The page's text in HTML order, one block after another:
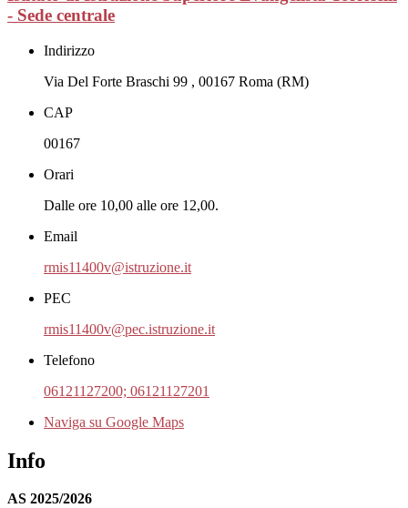
- Sede centrale
Indirizzo
Via Del Forte Braschi 99 , 00167 Roma (RM)
CAP
00167
Orari
Dalle ore 10,00 alle ore 12,00.
Email
rmis11400v@istruzione.it
PEC
rmis11400v@pec.istruzione.it
Telefono
06121127200; 06121127201
Naviga su Google Maps
Info
AS 2025/2026